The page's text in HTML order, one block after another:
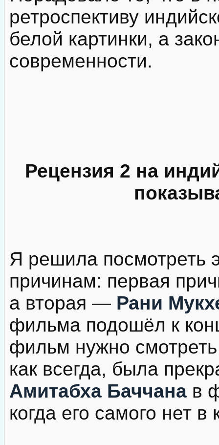
ретроспективу
белой картинки, а
современности.
Рецензия 2 на
Я решила посмотреть
причинам: первая
а вторая — Рани
фильма подошёл к
фильм нужно
как всегда, была
Амитабха Баччана в
когда его самого нет в